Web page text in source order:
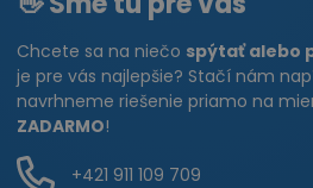
Chcete sa na niečo spýtať alebo
je pre vás najlepšie? Stačí nám
navrhneme riešenie priamo na
ZADARMO!
+421 911 109 709